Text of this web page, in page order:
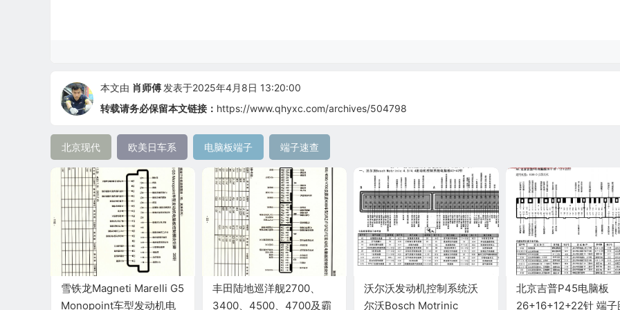
本文由 肖师傅 发表于2025年4月8日 13:20:00
转载请务必保留本文链接： https://www.qhyxc.com/archives/504798
北京现代 欧美日车系 电脑板端子 端子速查
雪铁龙Magneti Marelli G5
Monopoint车型发动机电
丰田陆地巡洋舰2700、
3400、4500、4700及霸
沃尔沃发动机控制系统沃
尔沃Bosch Motrinic
北京吉普P45电脑板
26+16+12+22针 端子